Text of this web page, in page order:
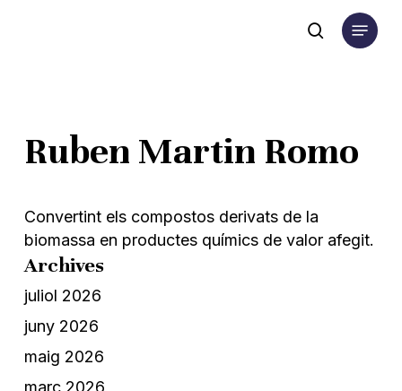
search
Menu
Ruben Martin Romo
Convertint els compostos derivats de la
biomassa en productes químics de valor afegit.
Archives
juliol 2026
juny 2026
maig 2026
març 2026